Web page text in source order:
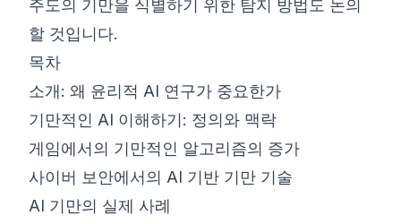
주도의 기만을 식별하기 위한 탐지 방법도 논의
할 것입니다.
목차
소개: 왜 윤리적 AI 연구가 중요한가
기만적인 AI 이해하기: 정의와 맥락
게임에서의 기만적인 알고리즘의 증가
사이버 보안에서의 AI 기반 기만 기술
AI 기만의 실제 사례